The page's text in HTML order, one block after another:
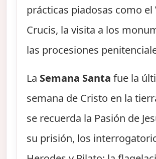
prácticas piadosas como el
Crucis, la visita a los
las procesiones
La Semana Santa fue la
semana de Cristo en la
se recuerda la Pasión de
su prisión, los